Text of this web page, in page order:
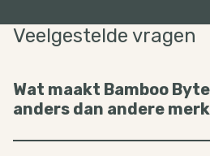
Veelgestelde vragen
Wat maakt Bamboo
anders dan andere
Bamboo Byte granola wordt